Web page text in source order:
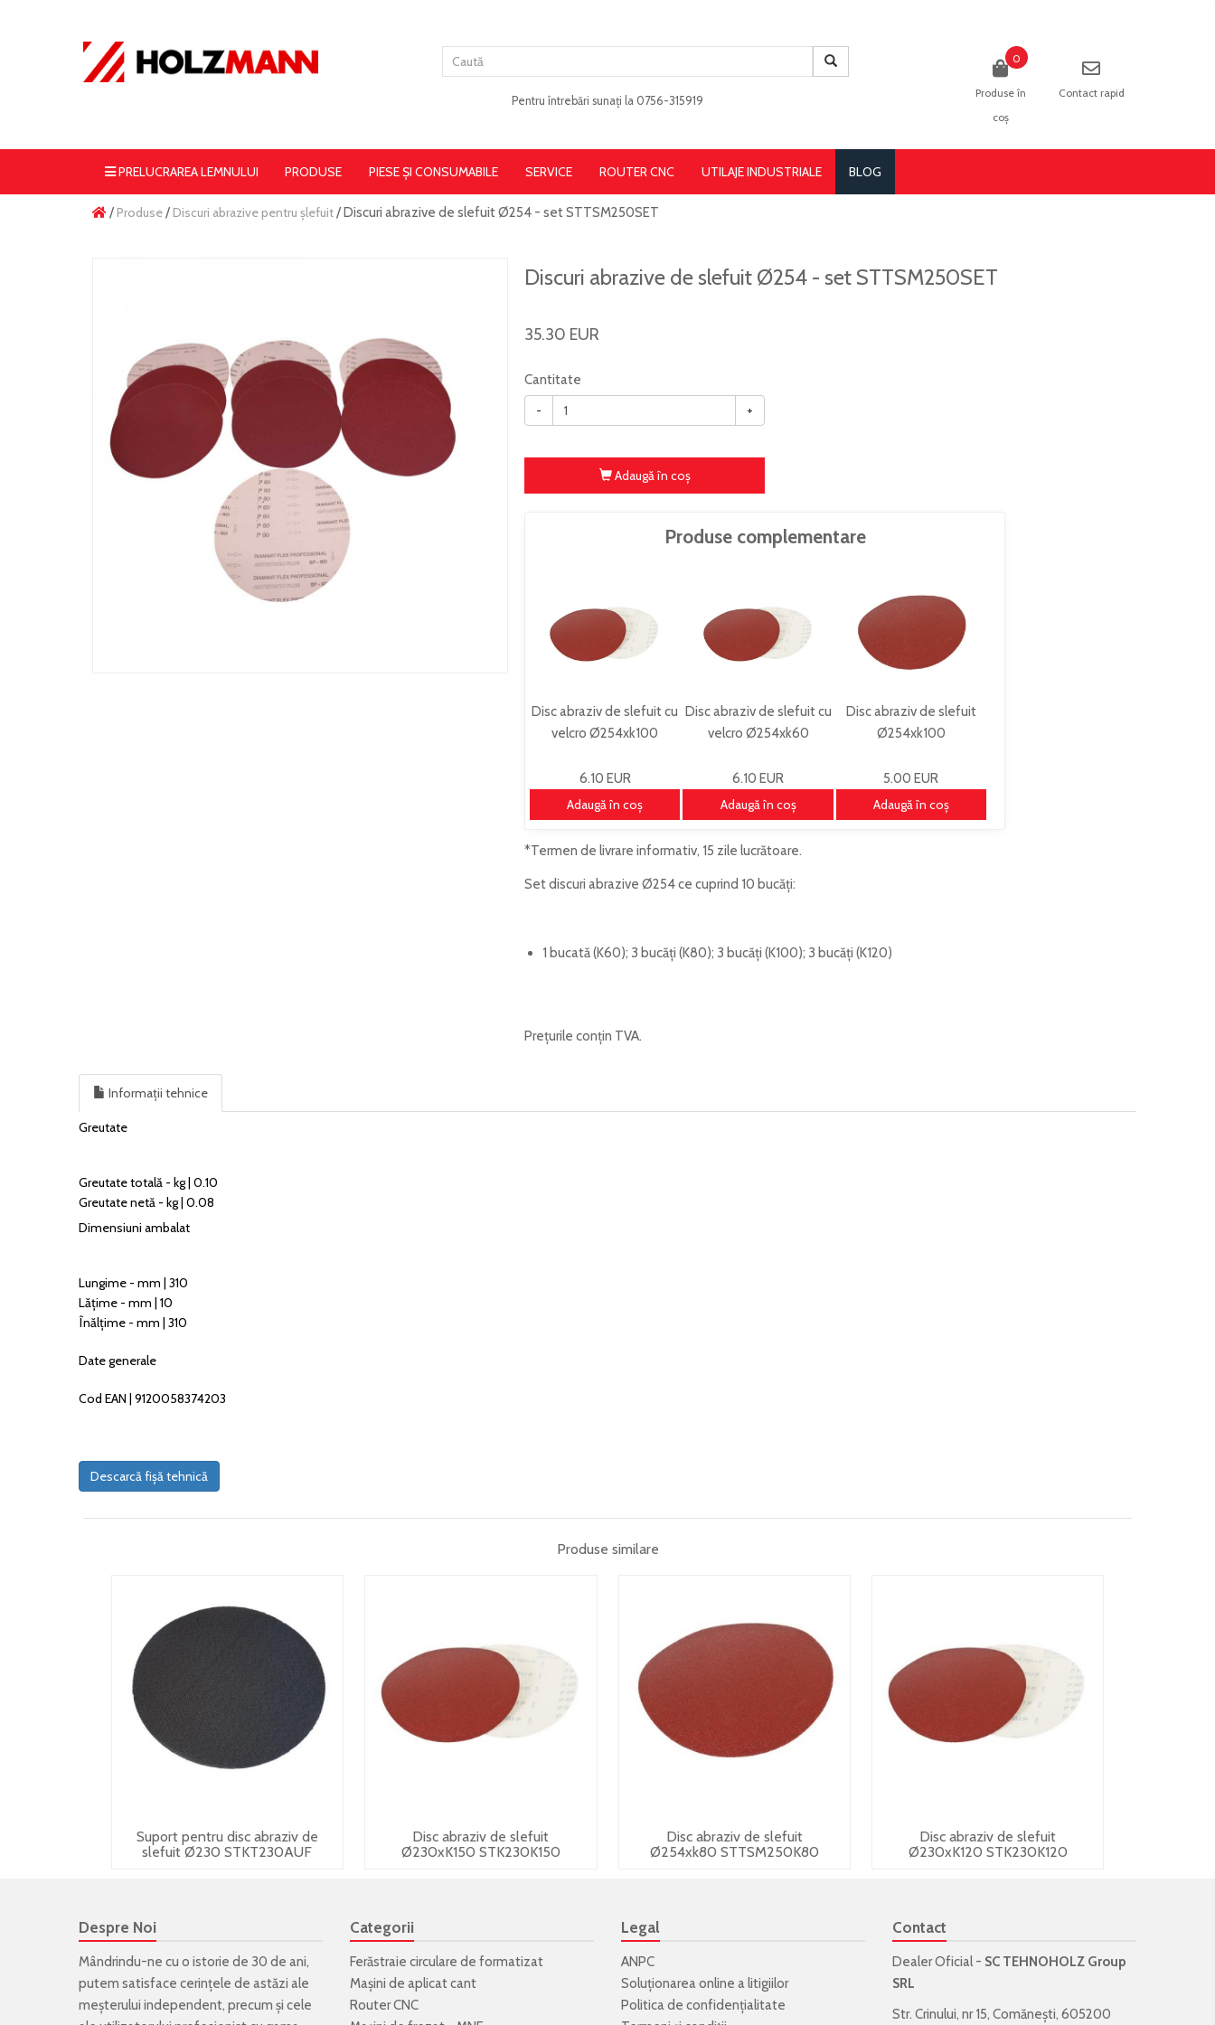
Pentru întrebări sunați la 0756-315919
Contact rapid
0
Produse în
coș
PRELUCRAREA LEMNULUI PRODUSE PIESE ȘI CONSUMABILE SERVICE ROUTER CNC UTILAJE INDUSTRIALE BLOG
/ Produse/ Discuri abrazive pentru șlefuit/ Discuri abrazive de slefuit Ø254 - set STTSM250SET
Discuri abrazive de slefuit Ø254 - set STTSM250SET
35.30 EUR
Cantitate
-
+
Adaugă în coş
Produse complementare
Disc abraziv de slefuit cu
velcro Ø254xk100
6.10 EUR
Adaugă în coş
Disc abraziv de slefuit cu
velcro Ø254xk60
6.10 EUR
Adaugă în coş
Disc abraziv de slefuit
Ø254xk100
5.00 EUR
Adaugă în coş
*Termen de livrare informativ, 15 zile lucrătoare.
Set discuri abrazive Ø254 ce cuprind 10 bucăți:
1 bucată (K60); 3 bucăți (K80); 3 bucăți (K100); 3 bucăți (K120)
Prețurile conțin TVA.
Informații tehnice
Greutate
Greutate totală - kg | 0.10
Greutate netă - kg | 0.08
Dimensiuni ambalat
Lungime - mm | 310
Lățime - mm | 10
Înălțime - mm | 310
Date generale
Cod EAN | 9120058374203
Descarcă fișă tehnică
Produse similare
Suport pentru disc abraziv de
slefuit Ø230 STKT230AUF
Disc abraziv de slefuit
Ø230xK150 STK230K150
Disc abraziv de slefuit
Ø254xk80 STTSM250K80
Disc abraziv de slefuit
Ø230xK120 STK230K120
Despre Noi
Mândrindu-ne cu o istorie de 30 de ani,
putem satisface cerințele de astăzi ale
meșterului independent, precum și cele
Categorii
Ferăstraie circulare de formatizat
Mașini de aplicat cant
Router CNC
Legal
ANPC
Soluționarea online a litigiilor
Politica de confidenţialitate
Contact
Dealer Oficial - SC TEHNOHOLZ Group
SRL
Str. Crinului, nr 15, Comănești, 605200